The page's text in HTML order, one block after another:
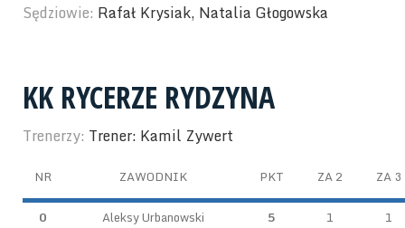
Sędziowie: Rafał Krysiak, Natalia Głogowska
KK RYCERZE RYDZYNA
Trenerzy: Trener: Kamil Zywert
NR ZAWODNIK PKT ZA 2 ZA 3
0 Aleksy Urbanowski 5 1
1